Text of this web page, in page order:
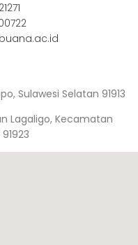
Sulawesi Selatan 91913
Lagaligo, Kecamatan